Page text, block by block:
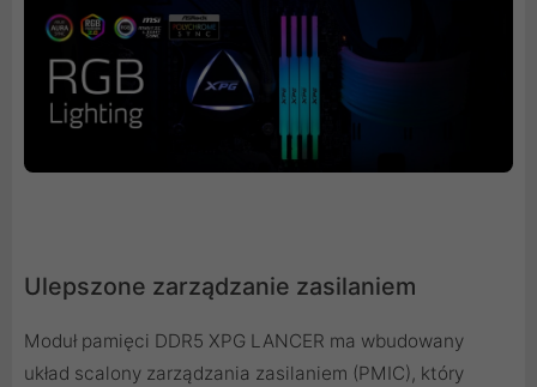
Ulepszone zarządzanie zasilaniem
Moduł pamięci DDR5 XPG LANCER ma wbudowany
układ scalony zarządzania zasilaniem (PMIC), który